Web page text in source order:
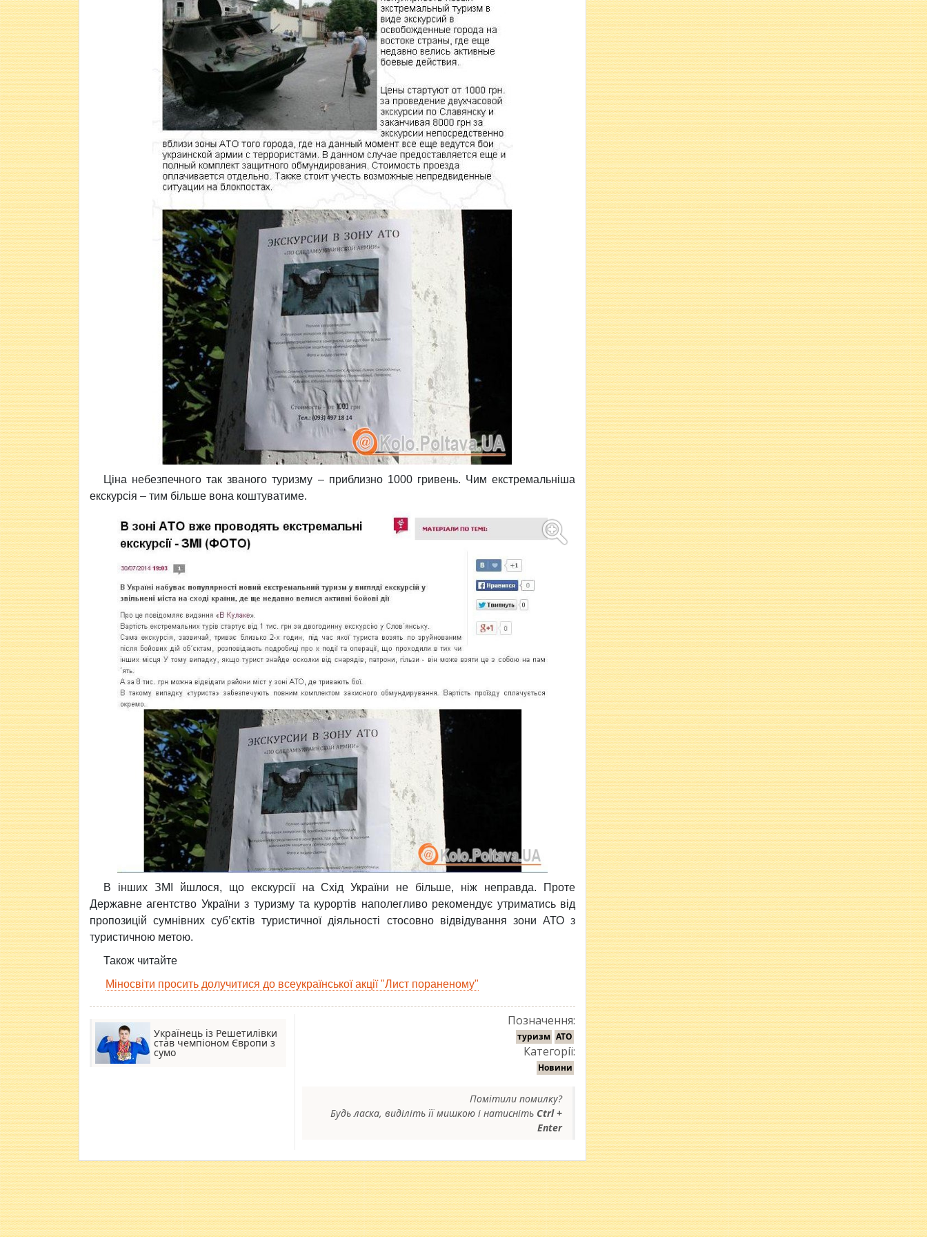
Ціна небезпечного так званого туризму – приблизно 1000 гривень. Чим екстремальніша
екскурсія – тим більше вона коштуватиме.
В інших ЗМІ йшлося, що екскурсії на Схід України не більше, ніж неправда. Проте
Державне агентство України з туризму та курортів наполегливо рекомендує утриматись від
пропозицій сумнівних суб’єктів туристичної діяльності стосовно відвідування зони АТО з
туристичною метою.
Також читайте
Міносвіти просить долучитися до всеукраїнської акції "Лист пораненому"
Українець із Решетилівки
став чемпіоном Європи з
сумо
Позначення:
туризм АТО
Категорії:
Новини
Помітили помилку?
Будь ласка, виділіть її мишкою і натисніть Ctrl +
Enter